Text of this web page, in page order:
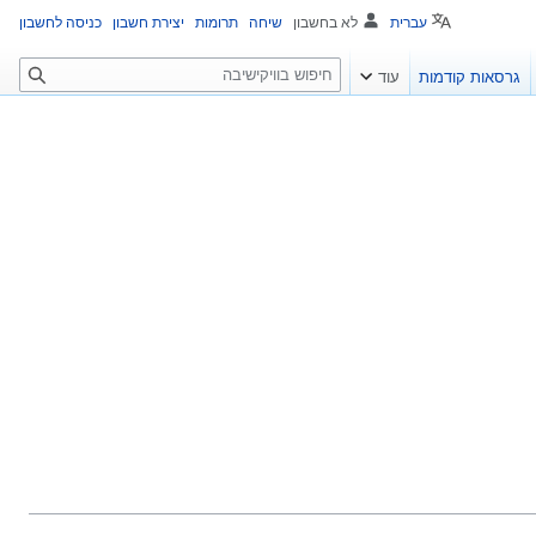
עברית לא בחשבון שיחה תרומות יצירת חשבון כניסה לחשבון
גרסאות קודמות עוד
ח
י